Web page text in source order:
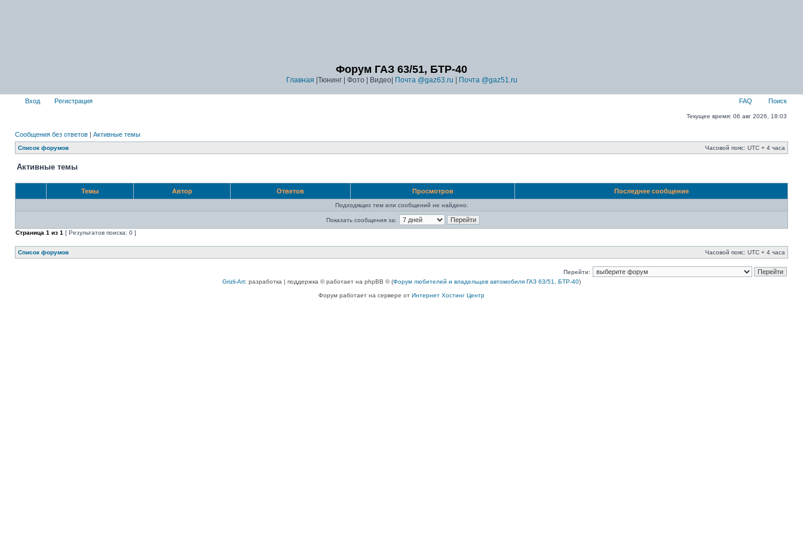
Форум ГАЗ 63/51, БТР-40
Главная |Тюнинг | Фото | Видео| Почта @gaz63.ru Почта @gaz51.ru
Вход Регистрация FAQ Поиск
Текущее время: 06 авг 2026, 18:03
Сообщения без ответов | Активные темы
Список форумов Часовой пояс: UTC + 4 часа
Активные темы
Темы Автор Ответов Просмотров Последнее сообщение
Подходящих тем или сообщений не найдено.
Показать сообщения за:
Страница 1 из 1 [ Результатов поиска: 0 ]
Список форумов Часовой пояс: UTC + 4 часа
Перейти:
Grizli-Art: разработка | поддержка © работает на phpBB © (Форум любителей и владельцев автомобиля ГАЗ 63/51, БТР-40)
Форум работает на сервере от Интернет Хостинг Центр